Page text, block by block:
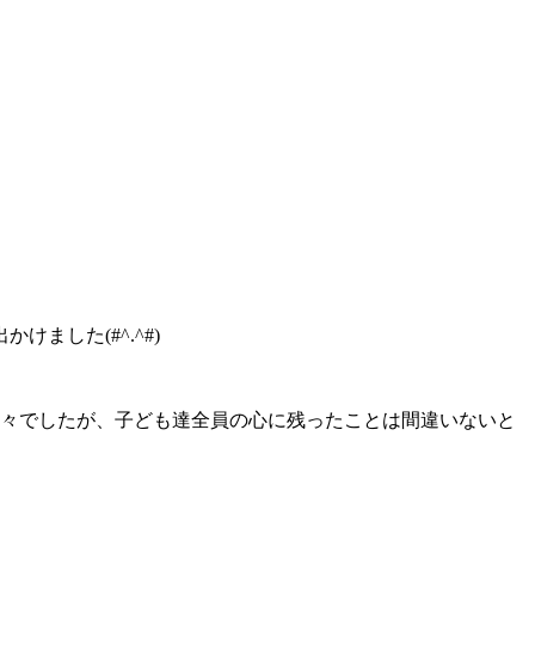
かけました(#^.^#)
でしたが、子ども達全員の心に残ったことは間違いないと